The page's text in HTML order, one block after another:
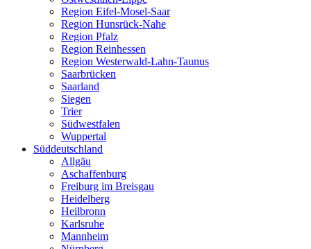
Region Eifel-Mosel-Saar
Region Hunsrück-Nahe
Region Pfalz
Region Reinhessen
Region Westerwald-Lahn-Taunus
Saarbrücken
Saarland
Siegen
Trier
Südwestfalen
Wuppertal
Süddeutschland
Allgäu
Aschaffenburg
Freiburg im Breisgau
Heidelberg
Heilbronn
Karlsruhe
Mannheim